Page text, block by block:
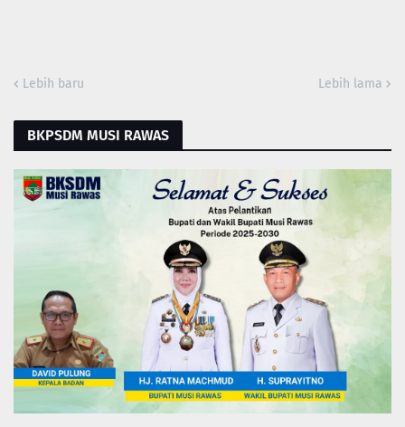
Lebih baru Lebih lama
BKPSDM MUSI RAWAS